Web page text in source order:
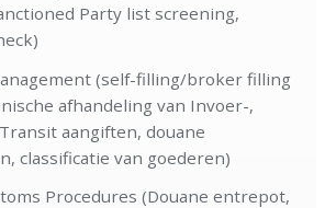
Party list screening,
(self-filling/broker filling
afhandeling van Invoer-,
aangiften, douane
classificatie van goederen)
Procedures (Douane entrepot,